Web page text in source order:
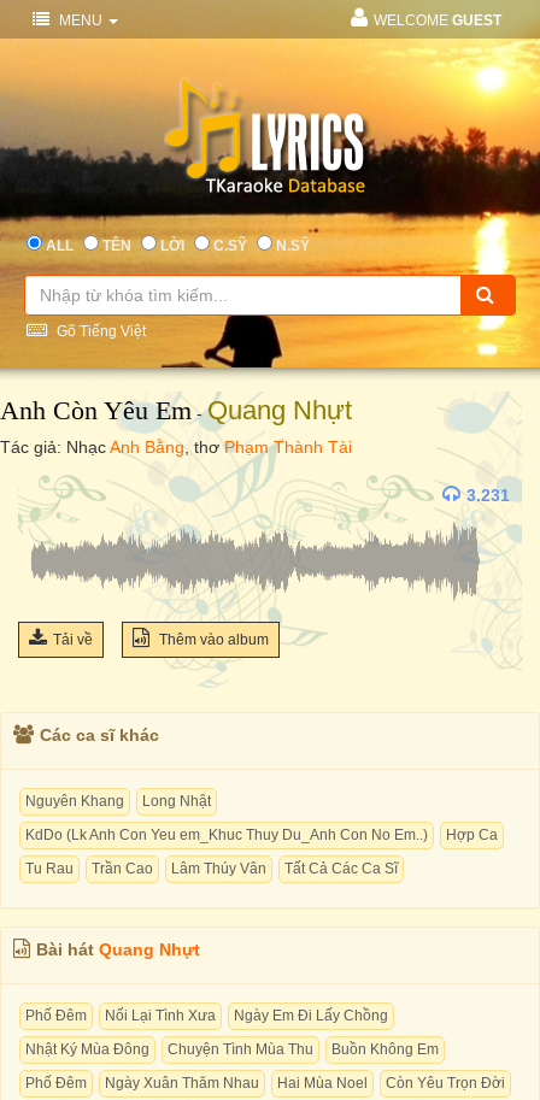
MENU WELCOME GUEST
ALL TÊN LỜI C.SỸ N.SỸ
Gõ Tiếng Việt
Anh Còn Yêu Em-Quang Nhựt
Tác giả: NhạcAnh Bằng, thơPhạm Thành Tài
3.231
Tải về Thêm vào album
Các ca sĩ khác
Nguyên Khang
Long Nhật
KdDo (Lk Anh Con Yeu em_Khuc Thuy Du_Anh Con No Em..)
Hợp Ca
Tu Rau
Trần Cao Lâm Thúy Vân Tất Cả Các Ca Sĩ
Bài hát Quang Nhựt
Phố Đêm Nối Lại Tình Xưa
Ngày Em Đi Lấy Chồng
Nhật Ký Mùa Đông
Chuyện Tình Mùa Thu
Buồn Không Em
Phố Đêm
Ngày Xuân Thăm Nhau Hai Mùa Noel
Còn Yêu Trọn Đời